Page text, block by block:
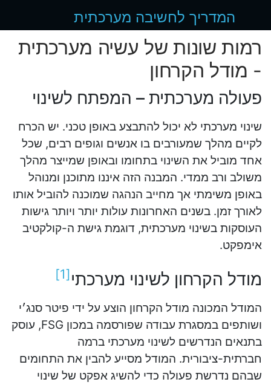
המדריך לחשיבה מערכתית
רמות שונות של עשיה מערכתית
- מודל הקרחון
פעולה מערכתית – המפתח לשינוי
שינוי מערכתי לא יכול להתבצע באופן טכני. יש הכרח
לקיים מהלך שמעורבים בו אנשים וגופים רבים, שכל
אחד מוביל את השינוי בתחומו ובאופן שמייצר מהלך
משולב ורב ממדי. המבנה הזה איננו מתוכנן ומנוהל
באופן משימתי אך מחייב הנהגה שמוכנה להוביל אותו
לאורך זמן. בשנים האחרונות עולות יותר ויותר גישות
העוסקות בשינוי מערכתית, דוגמת גישת ה-קולקטיב
אימפקט.
מודל הקרחון לשינוי מערכתי[
1
]
המודל המכונה מודל הקרחון הוצע על ידי פיטר סנג׳י
ושותפים במסגרת עבודה שפורסמה במכון FSG, עוסק
בתנאים הנדרשים לשינוי מערכתי ברמה
חברתית-ציבורית. המודל מסייע להבין את התחומים
שבהם נדרשת פעולה כדי להשיג אפקט של שינוי